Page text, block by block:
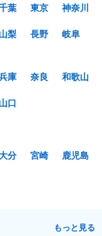
葉 東京
神奈川
山梨 長野
岐阜
庫 奈良
和歌山
山口
分 宮崎
鹿児島
もっと見る